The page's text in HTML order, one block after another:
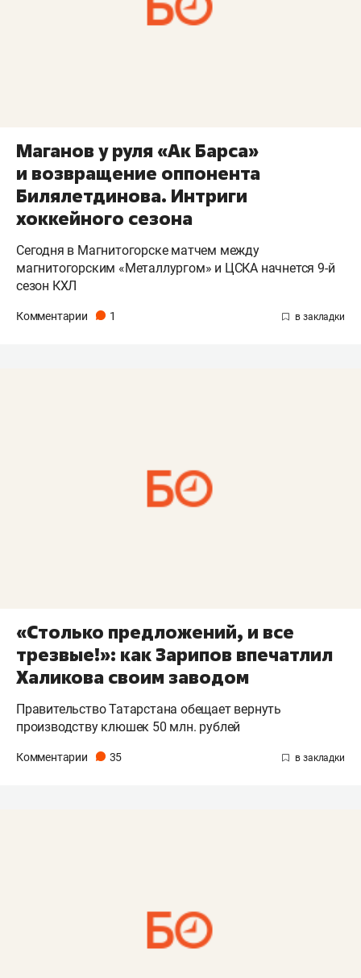
Маганов у руля «Ак Барса»
и возвращение оппонента
Билялетдинова. Интриги
хоккейного сезона
Сегодня в Магнитогорске матчем между
магнитогорским «Металлургом» и ЦСКА начнется 9-й
сезон КХЛ
Комментарии 1
«Столько предложений, и все
трезвые!»: как Зарипов впечатлил
Халикова своим заводом
Правительство Татарстана обещает вернуть
производству клюшек 50 млн. рублей
Комментарии 35